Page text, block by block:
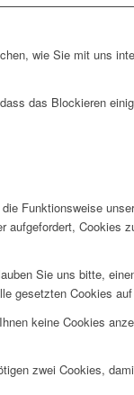
wie Sie mit uns
das Blockieren
Funktionsweise
Cookies
Sie uns bitte,
gesetzten Cookies
keine Cookies
zwei Cookies,